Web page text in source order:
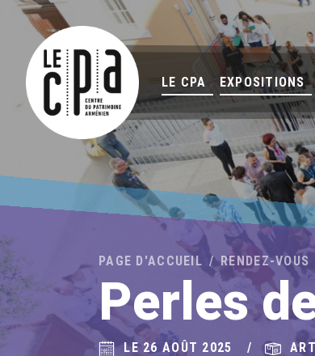
LE CPA EXPOSITIONS
PAGE D'ACCUEIL RENDEZ-VOUS
Perles
LE 26 AOÛT 2025 ART